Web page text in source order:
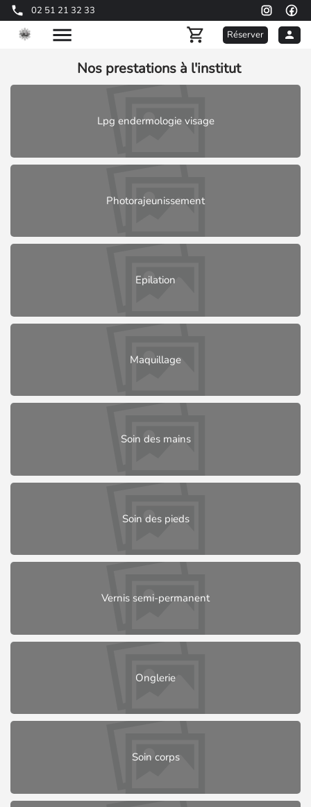
02 51 21 32 33
Réserver
Nos prestations à l'institut
Lpg endermologie visage
Photorajeunissement
Epilation
Maquillage
Soin des mains
Soin des pieds
Vernis semi-permanent
Onglerie
Soin corps